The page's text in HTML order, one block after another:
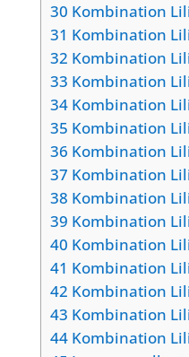
30 Kombination
31 Kombination
32 Kombination
33 Kombination
34Kombination
35 Kombination
36 Kombination
37 Kombination
38 Kombination
39 Kombination
40 Kombination
41 Kombination
42 Kombination
43 Kombination
44Kombination